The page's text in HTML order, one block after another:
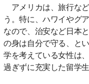
アメリカは、旅行な
う。特に、ハワイやグ
なので、治安など日本
の身は自分で守る、と
学を考えている女性は
過ぎずに充実した留学